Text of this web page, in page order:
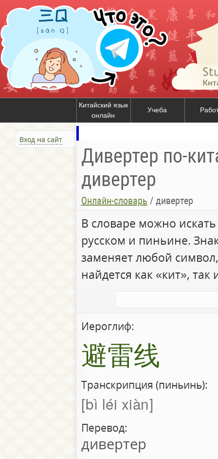
Китайский язык
онлайн
Учеба
Вход на сайт
Дивертер по-
дивертер
Онлайн-словарь / дивертер
В словаре можно
русском и пиньине.
заменяет любой
найдется как «кит», так
Иероглиф:
避雷线
Транскрипция (пиньинь):
bì léi xiàn
Перевод:
дивертер